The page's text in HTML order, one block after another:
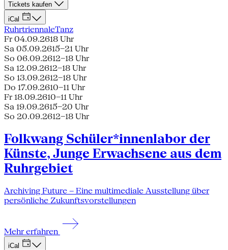
Tickets kaufen
iCal
RuhrtriennaleTanz
Fr 04.09.2618 Uhr
Sa 05.09.2615–21 Uhr
So 06.09.2612–18 Uhr
Sa 12.09.2612–18 Uhr
So 13.09.2612–18 Uhr
Do 17.09.2610–11 Uhr
Fr 18.09.2610–11 Uhr
Sa 19.09.2615–20 Uhr
So 20.09.2612–18 Uhr
Folkwang Schüler*innenlabor der
Künste, Junge Erwachsene aus dem
Ruhrgebiet
Archiving Future – Eine multimediale Ausstellung über
persönliche Zukunftsvorstellungen
Mehr erfahren
iCal